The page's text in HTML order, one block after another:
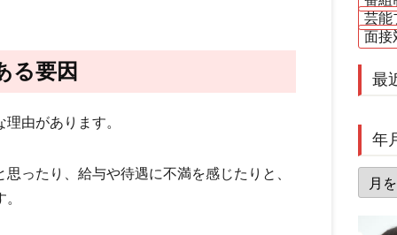
る要因
由があります。
ったり、給与や待遇に不満を感じたりと、
芸能
面接
最
年
月